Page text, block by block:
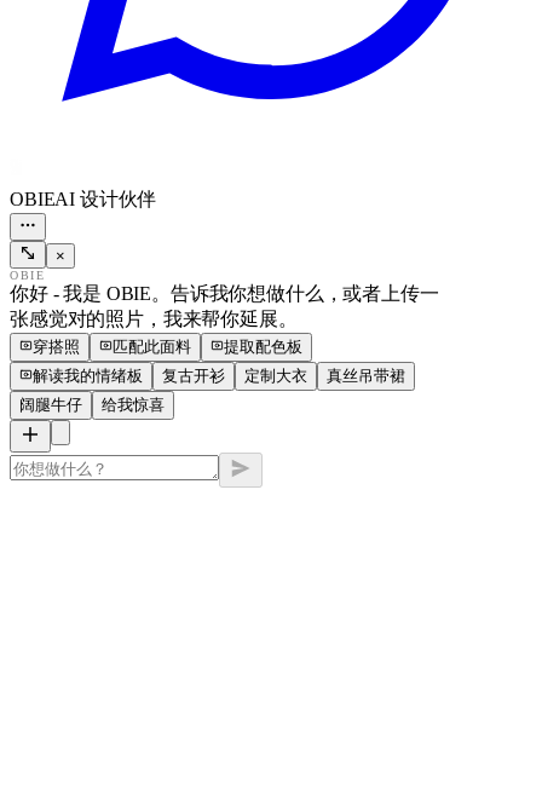
OBIEAI 设计伙伴
×
OBIE
你好 - 我是 OBIE。告诉我你想做什么，或者上传一
张感觉对的照片，我来帮你延展。
穿搭照 匹配此面料
提取配色板
解读我的情绪板
复古开衫 定制大衣
真丝吊带裙
阔腿牛仔
给我惊喜